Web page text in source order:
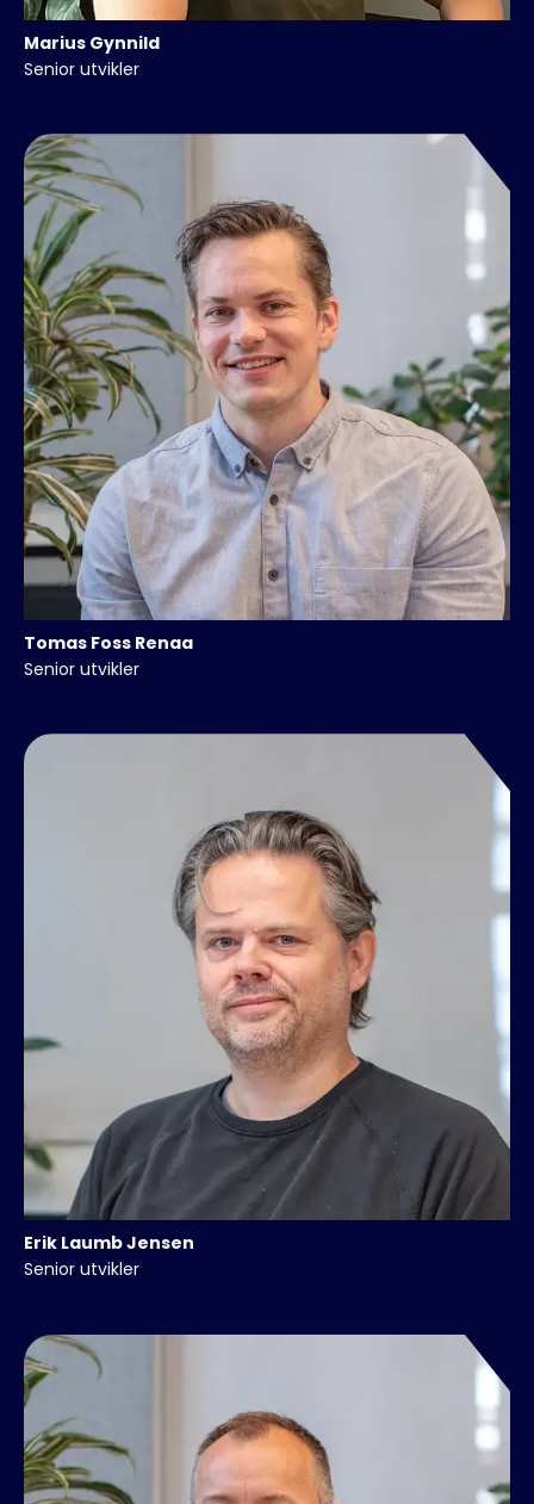
Marius Gynnild
Senior utvikler
Tomas Foss Renaa
Senior utvikler
Erik Laumb Jensen
Senior utvikler